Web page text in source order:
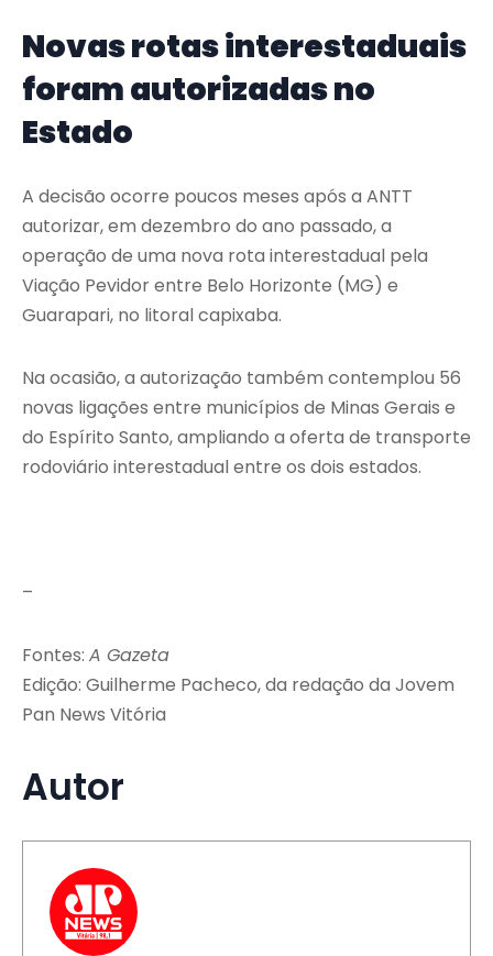
Novas rotas interestaduais
foram autorizadas no
Estado
A decisão ocorre poucos meses após a ANTT
autorizar, em dezembro do ano passado, a
operação de uma nova rota interestadual pela
Viação Pevidor entre Belo Horizonte (MG) e
Guarapari, no litoral capixaba.
Na ocasião, a autorização também contemplou 56
novas ligações entre municípios de Minas Gerais e
do Espírito Santo, ampliando a oferta de transporte
rodoviário interestadual entre os dois estados.
–
Fontes: A Gazeta
Edição: Guilherme Pacheco, da redação da Jovem
Pan News Vitória
Autor